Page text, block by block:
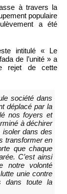
à travers la
populaire
a été
intitulé « Le
de l’unité » a
rejet de cette
société dans
déplacé par la
nos foyers et
à déchirer
dans des
transformer en
que chaque
C’est ainsi
notre volonté
unie contre
dans toute la